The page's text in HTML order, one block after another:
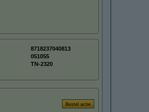
8718237040813
051055
TN-2320